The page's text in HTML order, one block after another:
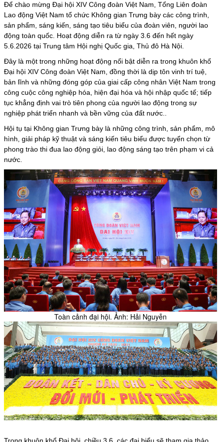
Để chào mừng Đại hội XIV Công đoàn Việt Nam, Tổng Liên đoàn
Lao động Việt Nam tổ chức Không gian Trưng bày các công trình,
sản phẩm, sáng kiến, sáng tạo tiêu biểu của đoàn viên, người lao
động toàn quốc. Hoạt động diễn ra từ ngày 3.6 đến hết ngày
5.6.2026 tại Trung tâm Hội nghị Quốc gia, Thủ đô Hà Nội.
Đây là một trong những hoạt động nổi bật diễn ra trong khuôn khổ
Đại hội XIV Công đoàn Việt Nam, đồng thời là dịp tôn vinh trí tuệ,
bản lĩnh và những đóng góp của giai cấp công nhân Việt Nam trong
công cuộc công nghiệp hóa, hiện đại hóa và hội nhập quốc tế; tiếp
tục khẳng định vai trò tiên phong của người lao động trong sự
nghiệp phát triển nhanh và bền vững của đất nước..
Hội tụ tại Không gian Trưng bày là những công trình, sản phẩm, mô
hình, giải pháp kỹ thuật và sáng kiến tiêu biểu được tuyển chọn từ
phong trào thi đua lao động giỏi, lao động sáng tạo trên phạm vi cả
nước.
Toàn cảnh đại hội. Ảnh: Hải Nguyễn